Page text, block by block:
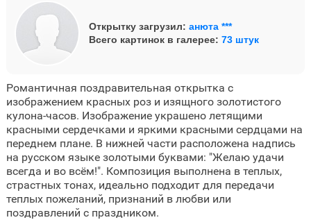
Открытку загрузил: анюта ***
Всего картинок в галерее: 73 штук
Романтичная поздравительная открытка с
изображением красных роз и изящного золотистого
кулона-часов. Изображение украшено летящими
красными сердечками и яркими красными сердцами на
переднем плане. В нижней части расположена надпись
на русском языке золотыми буквами: "Желаю удачи
всегда и во всём!". Композиция выполнена в теплых,
страстных тонах, идеально подходит для передачи
теплых пожеланий, признаний в любви или
поздравлений с праздником.